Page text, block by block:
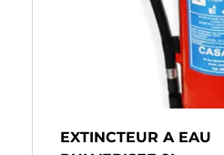
EXTINCTEUR A EAU